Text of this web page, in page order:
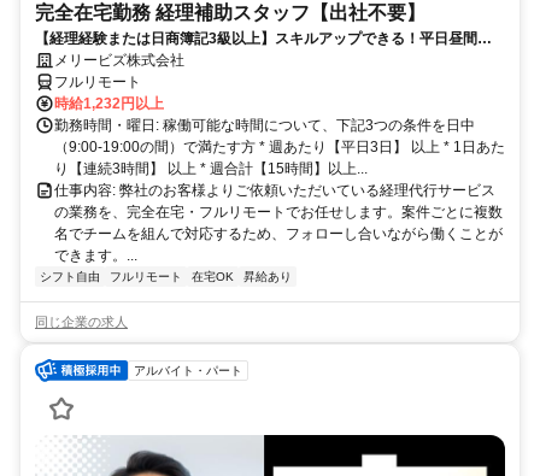
完全在宅勤務 経理補助スタッフ【出社不要】
【経理経験または日商簿記3級以上】スキルアップできる！平日昼間３h
～。完全在宅で育児・介護中の方も大歓迎♪
メリービズ株式会社
フルリモート
時給1,232円以上
勤務時間・曜日: 稼働可能な時間について、下記3つの条件を日中
（9:00-19:00の間）で満たす方 * 週あたり【平日3日】 以上 * 1日あた
り【連続3時間】 以上 * 週合計【15時間】以上...
仕事内容: 弊社のお客様よりご依頼いただいている経理代行サービス
の業務を、完全在宅・フルリモートでお任せします。案件ごとに複数
名でチームを組んで対応するため、フォローし合いながら働くことが
できます。...
シフト自由 フルリモート 在宅OK 昇給あり
同じ企業の求人
アルバイト・パート